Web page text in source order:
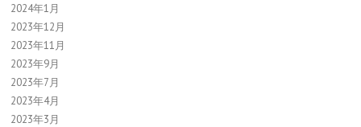
2024年1月
2023年12月
2023年11月
2023年9月
2023年7月
2023年4月
2023年3月